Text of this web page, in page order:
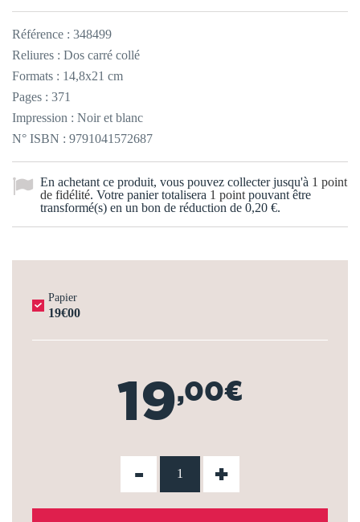
Référence : 348499
Reliures : Dos carré collé
Formats : 14,8x21 cm
Pages : 371
Impression : Noir et blanc
N° ISBN : 9791041572687
En achetant ce produit, vous pouvez collecter jusqu'à 1 point
de fidélité. Votre panier totalisera 1 point pouvant être
transformé(s) en un bon de réduction de 0,20 €.
Papier
19€00
19,00€
- +